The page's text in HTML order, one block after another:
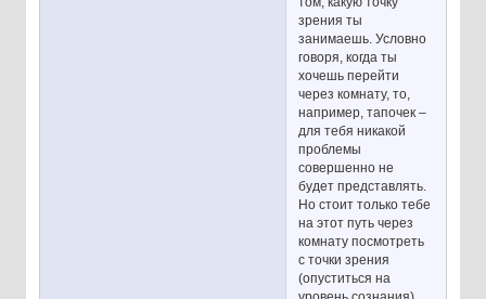
зрения ты
занимаешь. Условно
говоря, когда ты
хочешь перейти
через комнату, то,
например, тапочек –
для тебя никакой
проблемы
совершенно не
будет представлять.
Но стоит только тебе
на этот путь через
комнату посмотреть
с точки зрения
(опуститься на